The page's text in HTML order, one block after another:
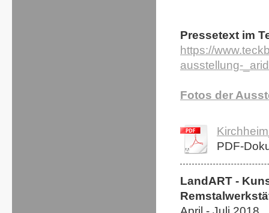
Pressetext im
https://
ausstellung-
Fotos der
PDF-
LandART -